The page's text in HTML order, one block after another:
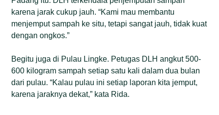
karena jarak cukup jauh. “Kami mau membantu
menjemput sampah ke situ, tetapi sangat jauh, tidak kuat
dengan ongkos.”
Begitu juga di Pulau Lingke. Petugas DLH angkut 500-
600 kilogram sampah setiap satu kali dalam dua bulan
dari pulau. “Kalau pulau ini setiap laporan kita jemput,
karena jaraknya dekat,” kata Rida.